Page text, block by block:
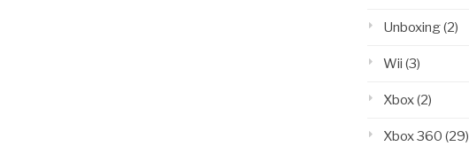
Unboxing(2)
Wii (3)
Xbox(2)
Xbox 360 (29)